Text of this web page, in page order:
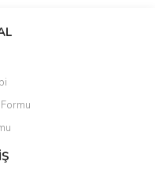
yapın!